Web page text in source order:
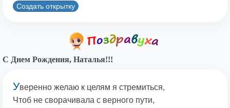
Создать открытку
С Днем Рождения, Наталья!!!
Уверенно желаю к целям я стремиться,
Чтоб не сворачивала с верного пути,